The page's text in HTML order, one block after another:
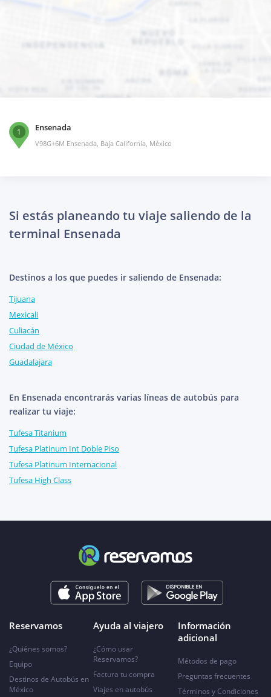
1 Ensenada
V98G+6M Ensenada, Baja California, México
Si estás planeando tu viaje saliendo de la
terminal Ensenada
Destinos a los que puedes ir saliendo de Ensenada:
Tijuana
Mexicali
Culiacán
Ciudad de México
Guadalajara
En Ensenada encontrarás varias líneas de autobús para
realizar tu viaje:
Tufesa Titanium
Tufesa Platinum Int Doble Piso
Tufesa Platinum Internacional
Tufesa High Class
Reservamos
¿Quiénes somos?
Equipo
Destinos de Autobús en
México
Ayuda al viajero
¿Cómo usar
Reservamos?
Factura tu compra
Viajes en autobús
Información
adicional
Métodos de pago
Preguntas frecuentes
Términos y Condiciones